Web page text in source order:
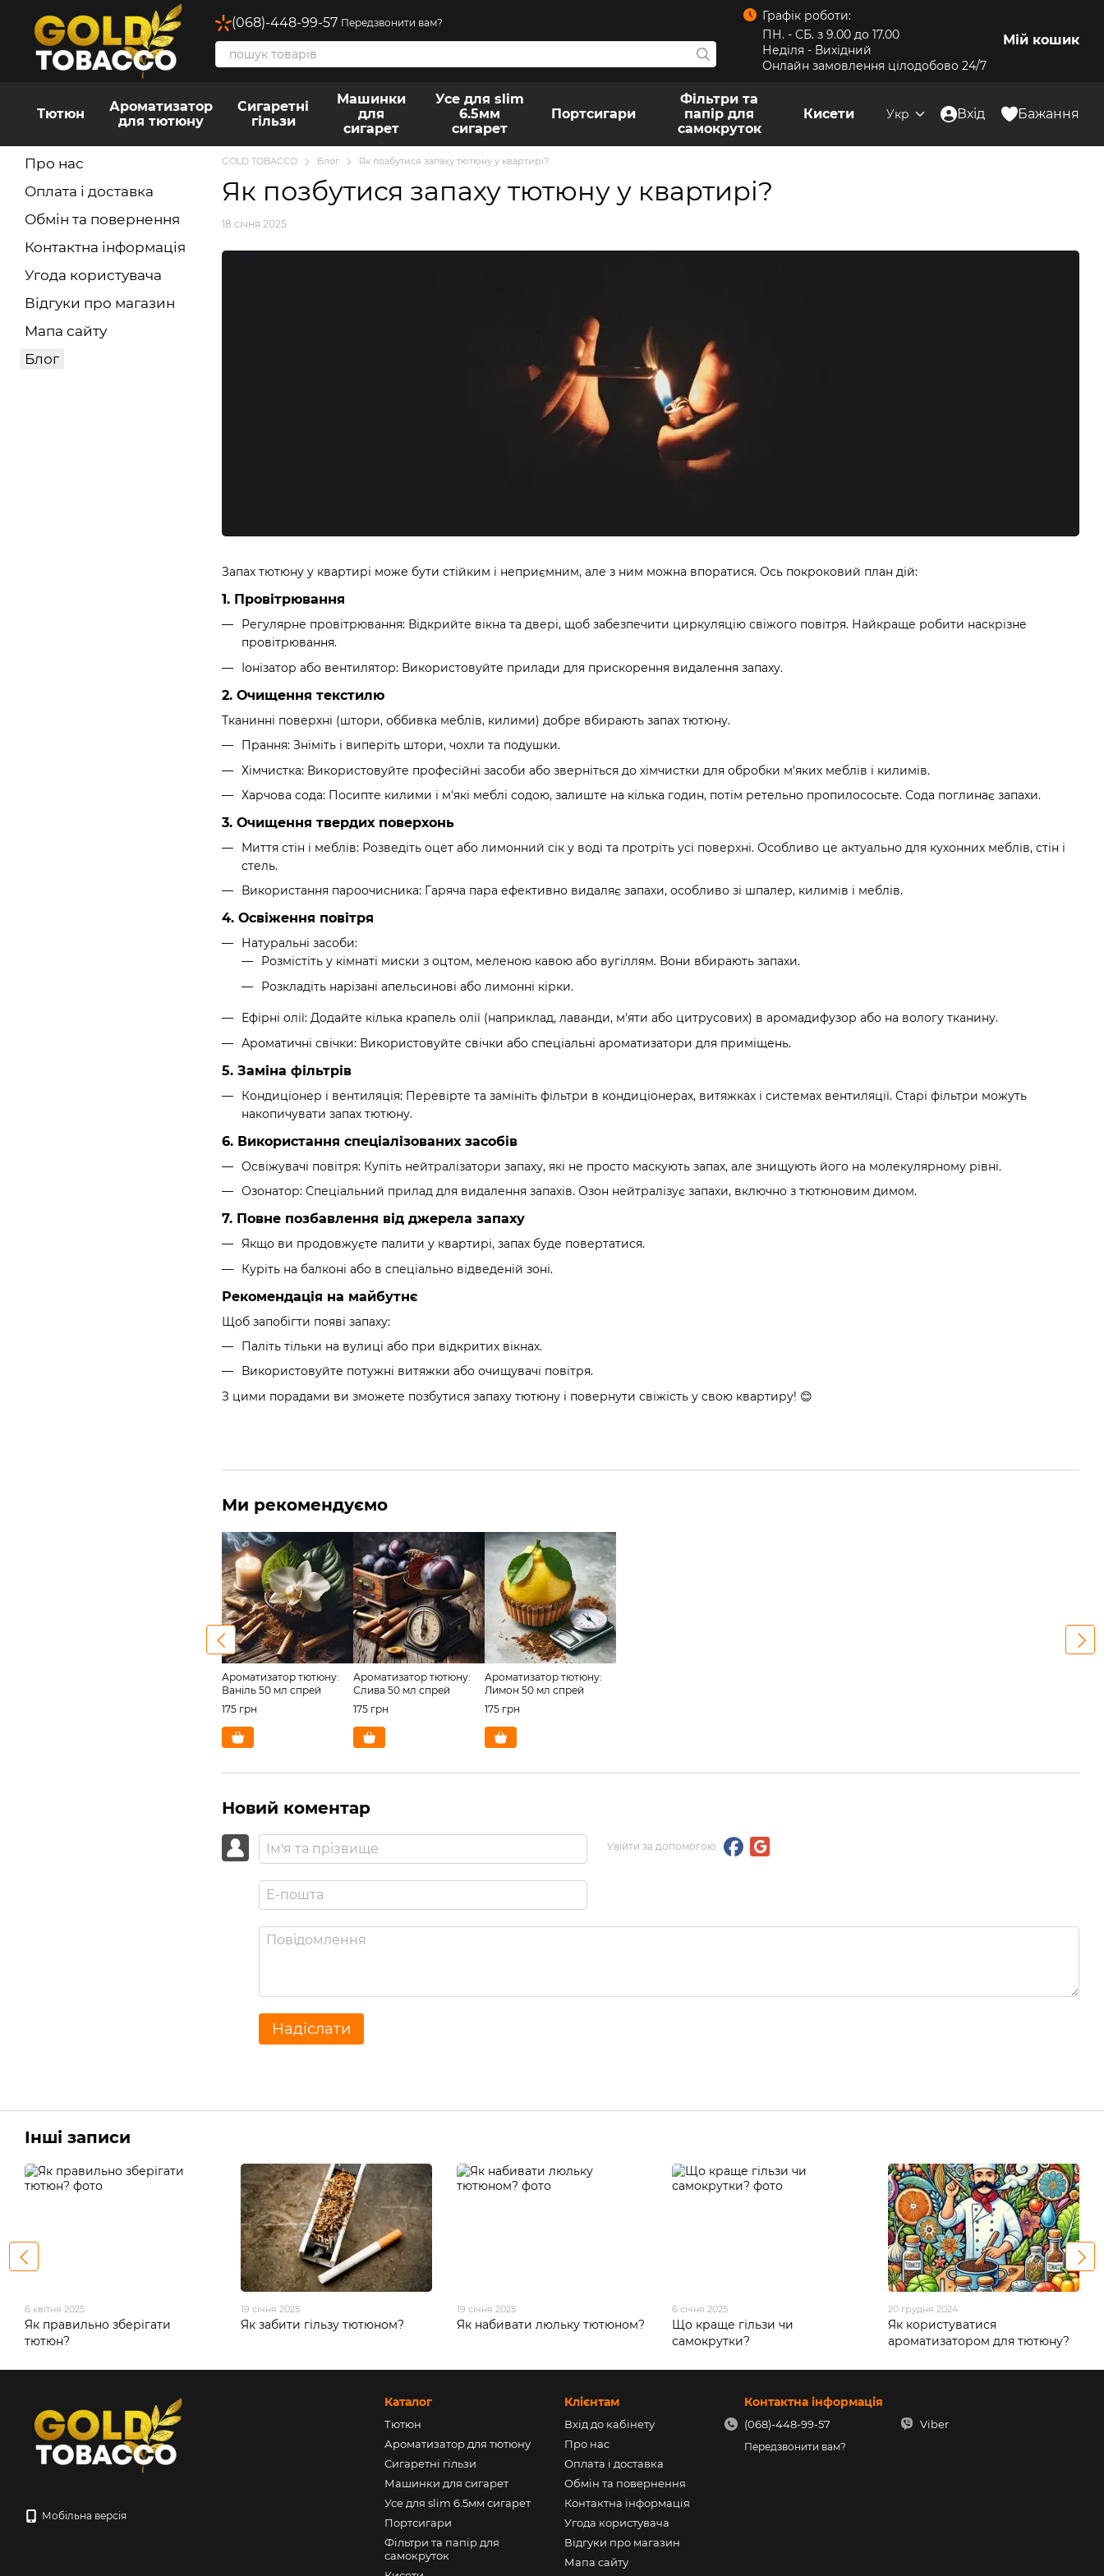
Перейти до основного контенту
(068)-448-99-57 Передзвонити вам?
Графік роботи:
ПН. - СБ. з 9.00 до 17.00
Неділя - Вихідний
Онлайн замовлення цілодобово 24/7
Мій кошик
Тютюн
Ароматизатор
для тютюну
Сигаретні
гільзи
Машинки
для
сигарет
Усе для slim
6.5мм
сигарет
Портсигари
Фільтри та
папір для
самокруток
Кисети Укр Вхід Бажання
GOLD TOBACCO Блог Як позбутися запаху тютюну у квартирі?
Як позбутися запаху тютюну у квартирі?
18 січня 2025
Запах тютюну у квартирі може бути стійким і неприємним, але з ним можна впоратися. Ось покроковий план дій:
1. Провітрювання
Регулярне провітрювання: Відкрийте вікна та двері, щоб забезпечити циркуляцію свіжого повітря. Найкраще робити наскрізне
провітрювання.
Іонізатор або вентилятор: Використовуйте прилади для прискорення видалення запаху.
2. Очищення текстилю
Тканинні поверхні (штори, оббивка меблів, килими) добре вбирають запах тютюну.
Прання: Зніміть і виперіть штори, чохли та подушки.
Хімчистка: Використовуйте професійні засоби або зверніться до хімчистки для обробки м'яких меблів і килимів.
Харчова сода: Посипте килими і м'які меблі содою, залиште на кілька годин, потім ретельно пропилососьте. Сода поглинає запахи.
3. Очищення твердих поверхонь
Миття стін і меблів: Розведіть оцет або лимонний сік у воді та протріть усі поверхні. Особливо це актуально для кухонних меблів, стін і
стель.
Використання пароочисника: Гаряча пара ефективно видаляє запахи, особливо зі шпалер, килимів і меблів.
4. Освіження повітря
Натуральні засоби:
Розмістіть у кімнаті миски з оцтом, меленою кавою або вугіллям. Вони вбирають запахи.
Розкладіть нарізані апельсинові або лимонні кірки.
Ефірні олії: Додайте кілька крапель олії (наприклад, лаванди, м'яти або цитрусових) в аромадифузор або на вологу тканину.
Ароматичні свічки: Використовуйте свічки або спеціальні ароматизатори для приміщень.
5. Заміна фільтрів
Кондиціонер і вентиляція: Перевірте та замініть фільтри в кондиціонерах, витяжках і системах вентиляції. Старі фільтри можуть
накопичувати запах тютюну.
6. Використання спеціалізованих засобів
Освіжувачі повітря: Купіть нейтралізатори запаху, які не просто маскують запах, але знищують його на молекулярному рівні.
Озонатор: Спеціальний прилад для видалення запахів. Озон нейтралізує запахи, включно з тютюновим димом.
7. Повне позбавлення від джерела запаху
Якщо ви продовжуєте палити у квартирі, запах буде повертатися.
Куріть на балконі або в спеціально відведеній зоні.
Рекомендація на майбутнє
Щоб запобігти появі запаху:
Паліть тільки на вулиці або при відкритих вікнах.
Використовуйте потужні витяжки або очищувачі повітря.
З цими порадами ви зможете позбутися запаху тютюну і повернути свіжість у свою квартиру! 😊
Ми рекомендуємо
Ароматизатор тютюну:
Ваніль 50 мл спрей
175 грн
Ароматизатор тютюну:
Слива 50 мл спрей
175 грн
Ароматизатор тютюну:
Лимон 50 мл спрей
175 грн
Новий коментар
Увійти за допомогою
Надіслати
Про нас
Оплата і доставка
Обмін та повернення
Контактна інформація
Угода користувача
Відгуки про магазин
Мапа сайту
Блог
Інші записи
6 квітня 2025
Як правильно зберігати
тютюн?
19 січня 2025
Як забити гільзу тютюном?
19 січня 2025
Як набивати люльку тютюном?
6 січня 2025
Що краще гільзи чи
самокрутки?
20 грудня 2024
Як користуватися
ароматизатором для тютюну?
Мобільна версія
Каталог
Тютюн
Ароматизатор для тютюну
Сигаретні гільзи
Машинки для сигарет
Усе для slim 6.5мм сигарет
Портсигари
Фільтри та папір для
самокруток
Клієнтам
Вхід до кабінету
Про нас
Оплата і доставка
Обмін та повернення
Контактна інформація
Угода користувача
Відгуки про магазин
Мапа сайту
Контактна інформація
(068)-448-99-57
Передзвонити вам?
Viber